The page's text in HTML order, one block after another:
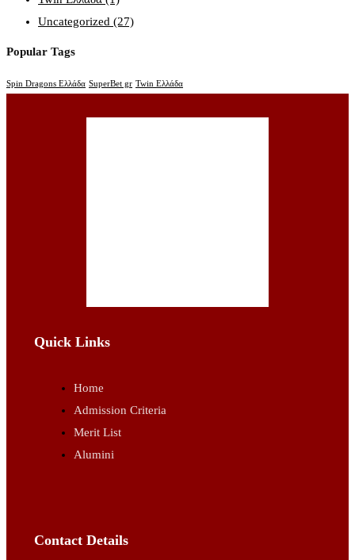
Uncategorized (27)
Popular Tags
Spin Dragons Ελλάδα SuperBet gr Twin Ελλάδα
Quick Links
Home
Admission Criteria
Merit List
Alumini
Contact Details